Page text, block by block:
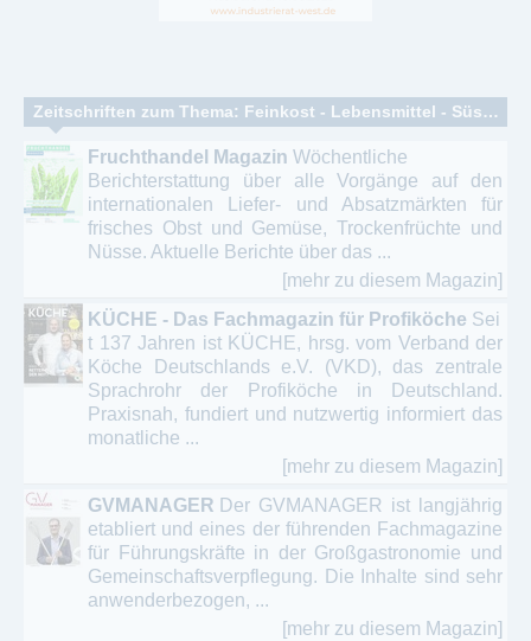
Zeitschriften zum Thema: Feinkost - Lebensmittel - Süsswaren - Catering – Convenience
Fruchthandel Magazin Wöchentliche
Berichterstattung über alle Vorgänge auf den
internationalen Liefer- und Absatzmärkten für
frisches Obst und Gemüse, Trockenfrüchte und
Nüsse. Aktuelle Berichte über das ...
[mehr zu diesem Magazin]
KÜCHE - Das Fachmagazin für Profiköche Sei
t 137 Jahren ist KÜCHE, hrsg. vom Verband der
Köche Deutschlands e.V. (VKD), das zentrale
Sprachrohr der Profiköche in Deutschland.
Praxisnah, fundiert und nutzwertig informiert das
monatliche ...
[mehr zu diesem Magazin]
GVMANAGER Der GVMANAGER ist langjährig
etabliert und eines der führenden Fachmagazine
für Führungskräfte in der Großgastronomie und
Gemeinschaftsverpflegung. Die Inhalte sind sehr
anwenderbezogen, ...
[mehr zu diesem Magazin]